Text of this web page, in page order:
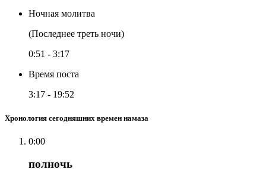
Ночная молитва
(Последнее треть ночи)
0:51 - 3:17
Время поста
3:17 - 19:52
Хронология сегодняшних времен намаза
0:00
полночь